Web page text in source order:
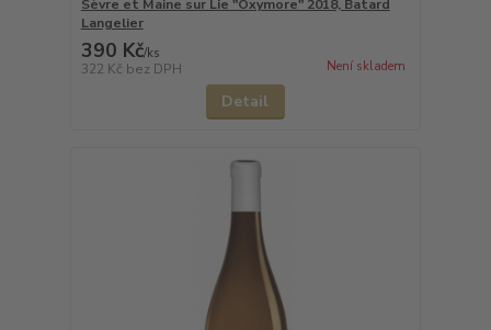
Sèvre et Maine sur Lie "Oxymore" 2018, Batard
Langelier
390 Kč/ks
322 Kč bez DPH Není skladem
Detail